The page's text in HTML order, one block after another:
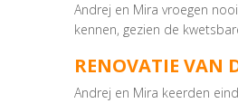
Andrej en Mira vroegen
kennen, gezien de
RENOVATIE VAN
Andrej en Mira keerden